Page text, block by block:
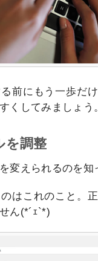
前にもう一歩だ
くしてみましょう。
を調整
変えられるのを知
はこれのこと。
ん(*´ｪ`*)